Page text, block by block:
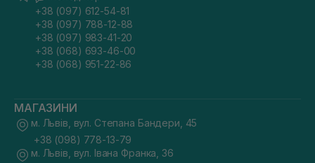
+38 (097) 612-54-81
+38 (097) 788-12-88
+38 (097) 983-41-20
+38 (068) 693-46-00
+38 (068) 951-22-86
МАГАЗИНИ
м. Львів, вул. Степана Бандери, 45
+38 (098) 778-13-79
м. Львів, вул. Івана Франка, 36